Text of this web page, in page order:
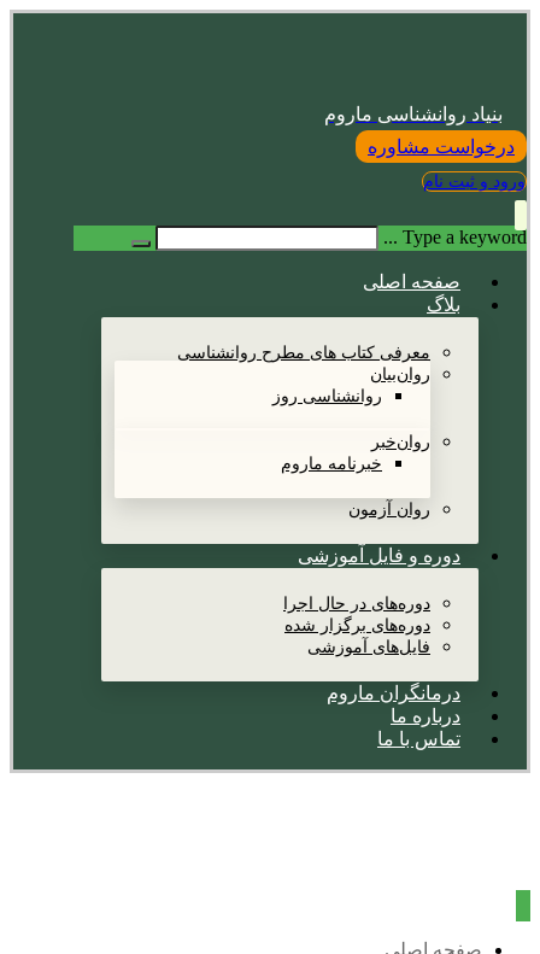
بنیاد روانشناسی ماروم
درخواست مشاوره
ورود و ثبت نام
Type a keyword ...
صفحه اصلی
بلاگ
معرفی کتاب های مطرح روانشناسی
روان‌بیان
روانشناسی روز
روان‌خبر
خبرنامه ماروم
روان آزمون
دوره و فایل آموزشی
دوره‌های در حال اجرا
دوره‌های برگزار شده
فایل‌های آموزشی
درمانگران ماروم
درباره ما
تماس با ما
صفحه اصلی